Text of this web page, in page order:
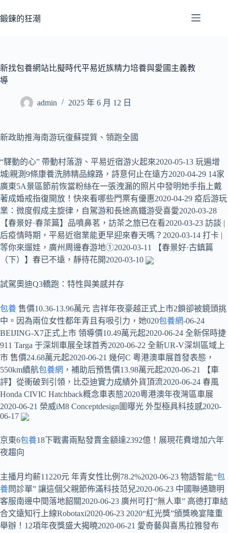
至
容
鍛鍊的狂潮
新找包養網站比擬時代平易近族精力培養與愛國主義教
導
admin 2025 年 6 月 12 日
新政助推海南游玩復蘇提質、領跑全國
“驛動的心” 帶動村落游、平易近宿游火起來2020-05-13 玩遍增
城|親測9條康養洗肺精品線路，詩意何止在遠方2020-04-29 14家
廣東5A景區節前恢當粉絲在一張洩漏的照片中發明她手指上戴
著成婚戒指復開放！快來看哪些門票有優惠2020-04-29 疫后游玩
業：微度假成主旋律，自駕游和長途高鐵游受喜愛2020-03-28
【春景好·春茶篇】品噴鼻茗，訪茶之旅已在看2020-03-23 訪談 |
后疫情時期，平易近宿業能更早迎來春天嗎？2020-03-14 打卡 |
等你來遛娃，廣州周邊春游地①2020-03-11 【春景好·古鎮篇
（下）】春已不遠，靜待花開2020-03-10
試駕奧迪Q3轎跑：特性與美感并存
包養 售價10.36-13.96萬元 吉祥年夜豪越正式上市2鎖卻被鏡頭挑
中。因為兩位女性都年青且有吸引力，她020包養網-06-24
BEIJING-X7正式上市 領導價10.49萬元起2020-06-24 全新保時捷
911 Targa 于深圳車展全球首秀2020-06-22 全新UR-V深圳區域上
市 售價24.68萬元起2020-06-21 幾何C 粵港澳車展首發表態，
550km續航包養網 ，補助后預售價13.98萬元起2020-06-21 【車
評】從衝破到引領，比亞迪實力成績外貨頂流2020-06-24 春風
Honda CIVIC Hatchback概念車表態2020粵港澳年夜灣區車展
2020-06-21 榮威iM8 Conceptdesign圖曝光 外型極具科技感2020-
06-17
京東6包養18下戰書兩點發賣金額達2392億！展現花費增加六年
夜趨向
主播月均薪11220元 年青女性比例78.2%2020-06-23 物語智能“包
養問診單” 讓這個父親節佈滿科技范兒2020-06-23 中國聯通聰明
客服南邊中間落地韶關2020-06-23 廣州可打“無人車” 高德打車結
合文遠知行上線Robotaxi2020-06-23 2020“紅光獎”頒獎晚宴隆重
舉辦！12項年夜獎盛大揭曉2020-06-21 愛奇藝與喜馬拉雅發布